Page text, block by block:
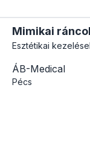
Mimikai
Esztétikai
ÁB-Medical
Pécs